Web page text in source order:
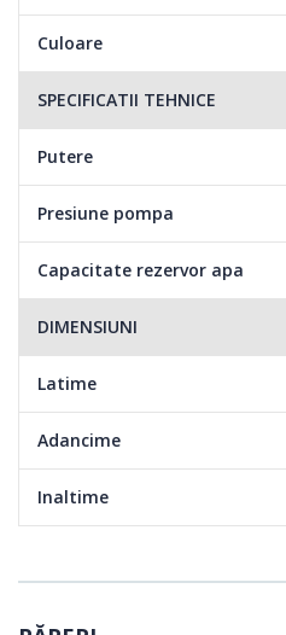
Culoare
SPECIFICATII TEHNICE
Putere
Presiune pompa
Capacitate rezervor apa
DIMENSIUNI
Latime
Adancime
Inaltime